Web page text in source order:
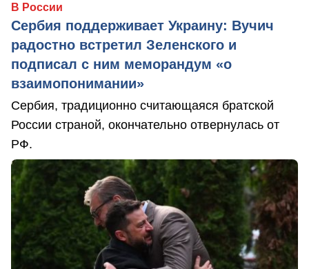
В России
Сербия поддерживает Украину: Вучич
радостно встретил Зеленского и
подписал с ним меморандум «о
взаимопонимании»
Сербия, традиционно считающаяся братской
России страной, окончательно отвернулась от
РФ.